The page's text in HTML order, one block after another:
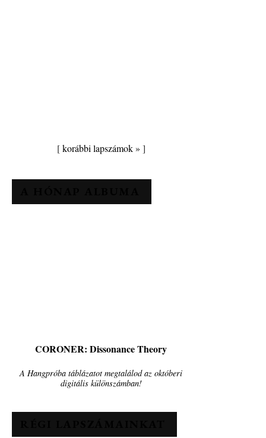
[korábbi lapszámok » ]
CORONER: Dissonance Theory
A Hangpróba táblázatot megtalálod az októberi
digitális különszámban!